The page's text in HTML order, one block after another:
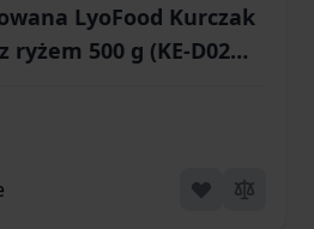
LyoFood Kurczak
500 g (KE-D02M-